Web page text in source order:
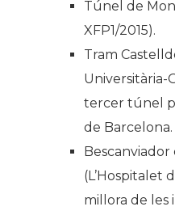
Túnel de
XFP1/2015).
Tram
Universitària-
tercer túnel
de Barcelona.
Bescanviador
(L’Hospitalet
millora de les